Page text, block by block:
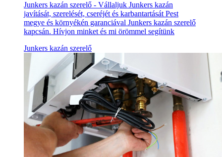
Junkers kazán szerelő - Vállaljuk Junkers kazán
javítását, szerelését, cseréjét és karbantartását Pest
megye és környékén garanciával Junkers kazán szerelő
kapcsán. Hívjon minket és mi örömmel segítünk
Junkers kazán szerelő